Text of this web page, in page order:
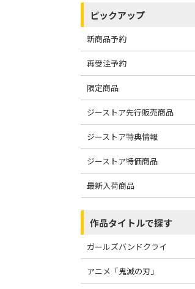
ピックアップ
新商品予約
再受注予約
限定商品
ジーストア先行販売商品
ジーストア特典情報
ジーストア特価商品
最新入荷商品
作品タイトルで探す
ガールズバンドクライ
アニメ「鬼滅の刃」